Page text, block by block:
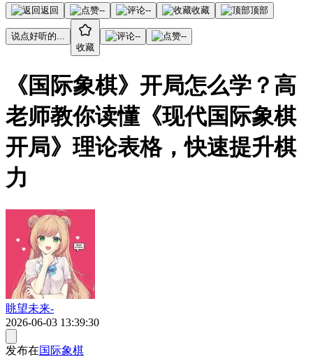
返回 -- -- 收藏 顶部
说点好听的...
收藏
-- --
《国际象棋》开局怎么学？高
老师教你读懂《现代国际象棋
开局》理论表格，快速提升棋
力
眺望未来-
2026-06-03 13:39:30
发布在国际象棋